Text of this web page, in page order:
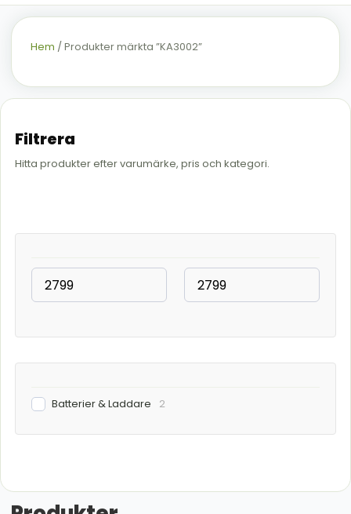
Hem / Produkter märkta ”KA3002”
Filtrera
Hitta produkter efter varumärke, pris och kategori.
Batterier & Laddare 2